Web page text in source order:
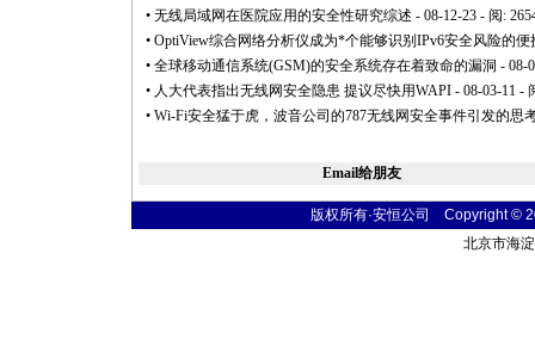
• 无线局域网在医院应用的安全性研究综述 - 08-12-23 - 阅:
• OptiView综合网络分析仪成为*个能够识别IPv6安全风险的
• 全球移动通信系统(GSM)的安全系统存在着致命的漏洞 - 08-
• 人大代表指出无线网安全隐患 提议尽快用WAPI - 08-03-11 -
• Wi-Fi安全猛于虎，波音公司的787无线网安全事件引发的思
Email给朋友
版权所有·安恒公司 Copyright ©
北京市海